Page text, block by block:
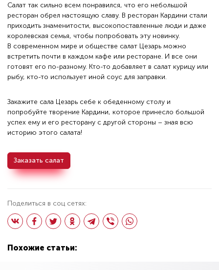
Салат так сильно всем понравился, что его небольшой
ресторан обрел настоящую славу. В ресторан Кардини стали
приходить знаменитости, высокопоставленные люди и даже
королевская семья, чтобы попробовать эту новинку.
В современном мире и обществе салат Цезарь можно
встретить почти в каждом кафе или ресторане. И все они
готовят его по-разному. Кто-то добавляет в салат курицу или
рыбу, кто-то использует иной соус для заправки.
Закажите сала Цезарь себе к обеденному столу и
попробуйте творение Кардини, которое принесло большой
успех ему и его ресторану с другой стороны – зная всю
историю этого салата!
Заказать салат
Поделиться в соц сетях:
Похожие статьи: